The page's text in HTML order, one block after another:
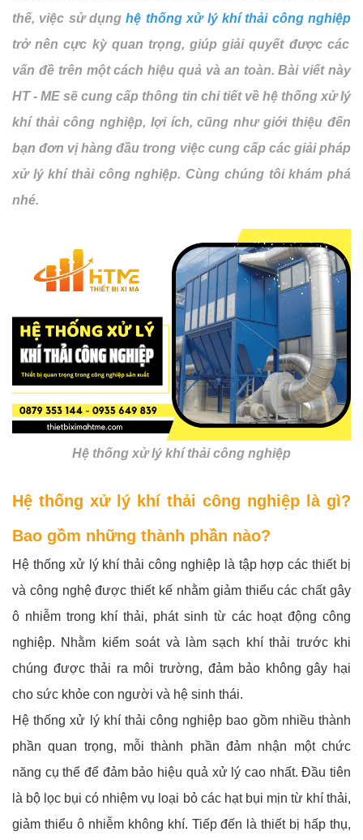
thế, việc sử dụnghệ thống xử lý khí thải công nghiệp
trở nên cực kỳ quan trọng, giúp giải quyết được các
vấn đề trên một cách hiệu quả và an toàn.Bài viết này
HT - ME sẽ cung cấp thông tin chi tiết về hệ thống xử lý
khí thải công nghiệp, lợi ích, cũng như giới thiệu đến
bạn đơn vị hàng đầu trong việc cung cấp các giải pháp
xử lý khí thải công nghiệp. Cùng chúng tôi khám phá
nhé.
Hệ thống xử lý khí thải công nghiệp
Hệ thống xử lý khí thải công nghiệp là gì?
Bao gồm những thành phần nào?
Hệ thống xử lý khí thải công nghiệp là tập hợp các thiết bị
và công nghệ được thiết kế nhằm giảm thiểu các chất gây
ô nhiễm trong khí thải, phát sinh từ các hoạt động công
nghiệp. Nhằm kiểm soát và làm sạch khí thải trước khi
chúng được thải ra môi trường, đảm bảo không gây hại
cho sức khỏe con người và hệ sinh thái.
Hệ thống xử lý khí thải công nghiệp bao gồm nhiều thành
phần quan trọng, mỗi thành phần đảm nhận một chức
năng cụ thể để đảm bảo hiệu quả xử lý cao nhất. Đầu tiên
là bộ lọc bụi có nhiệm vụ loại bỏ các hạt bụi mịn từ khí thải,
giảm thiểu ô nhiễm không khí. Tiếp đến là thiết bị hấp thụ,